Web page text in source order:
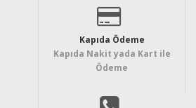
Kapıda Ödeme
Kapıda Nakit yada Kart ile
Ödeme